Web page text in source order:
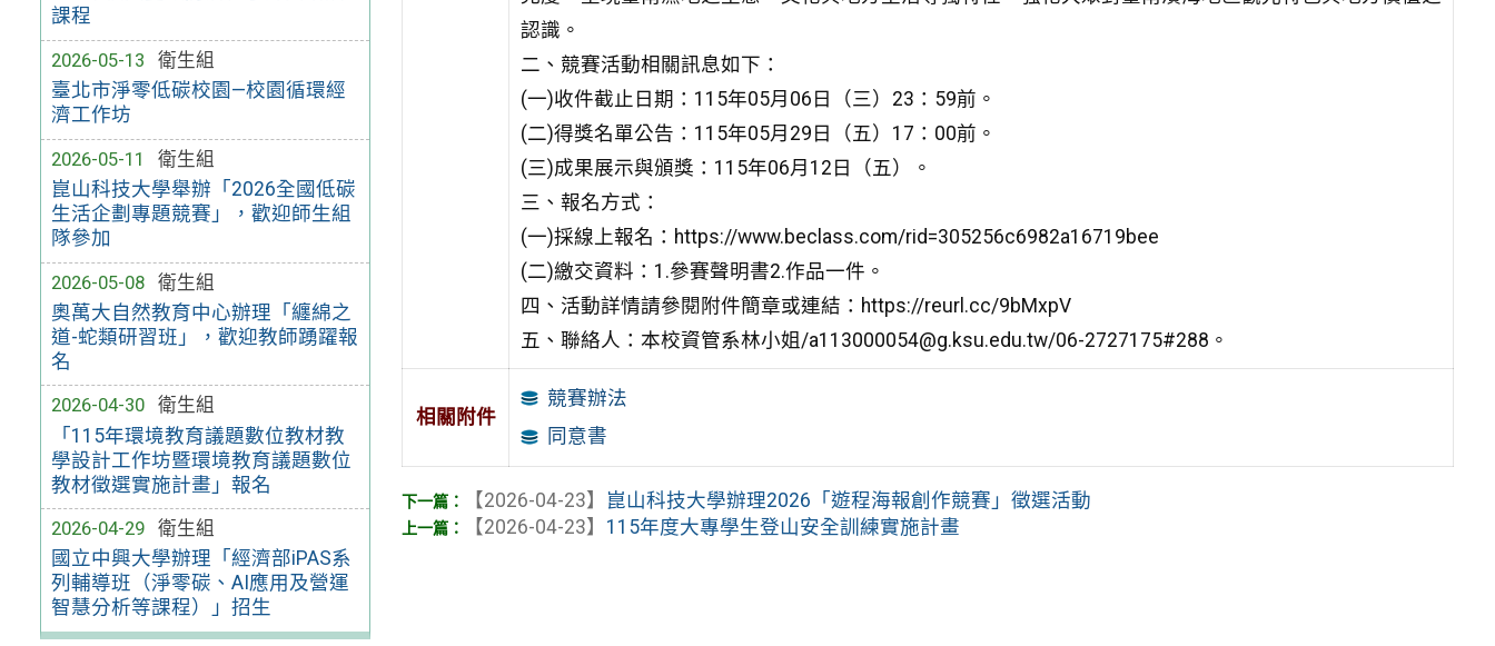
課程
2026-05-13
衛生組
臺北市淨零低碳校園—校園循環經
濟工作坊
2026-05-11
衛生組
崑山科技大學舉辦「2026全國低碳
生活企劃專題競賽」，歡迎師生組
隊參加
2026-05-08
衛生組
奧萬大自然教育中心辦理「纏綿之
道-蛇類研習班」，歡迎教師踴躍報
名
2026-04-30
衛生組
「115年環境教育議題數位教材教
學設計工作坊暨環境教育議題數位
教材徵選實施計畫」報名
2026-04-29
衛生組
國立中興大學辦理「經濟部iPAS系
列輔導班（淨零碳、AI應用及營運
智慧分析等課程）」招生
認識。
二、競賽活動相關訊息如下：
(一)收件截止日期：115年05月06日（三）23：59前。
(二)得獎名單公告：115年05月29日（五）17：00前。
(三)成果展示與頒獎：115年06月12日（五）。
三、報名方式：
(一)採線上報名：https://www.beclass.com/rid=305256c6982a16719bee
(二)繳交資料：1.參賽聲明書2.作品一件。
四、活動詳情請參閱附件簡章或連結：https://reurl.cc/9bMxpV
五、聯絡人：本校資管系林小姐/a113000054@g.ksu.edu.tw/06-2727175#288。
相關附件
競賽辦法
同意書
【2026-04-23】 崑山科技大學辦理2026「遊程海報創作競賽」徵選活動
【2026-04-23】 115年度大專學生登山安全訓練實施計畫